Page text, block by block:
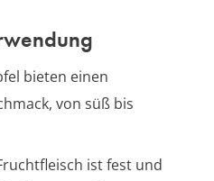
bieten einen
von süß bis
ist fest und